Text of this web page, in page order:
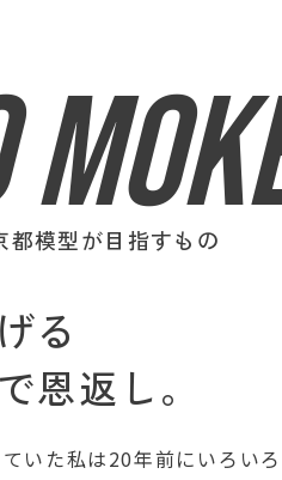
都模型が目指すもの
る
恩返し。
いた私は20年前にいろい